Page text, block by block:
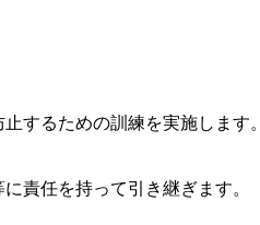
するための訓練を実施します。
責任を持って引き継ぎます。